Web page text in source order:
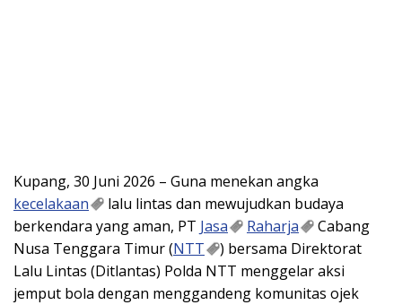
Kupang, 30 Juni 2026 – Guna menekan angka
kecelakaan
lalu lintas dan mewujudkan budaya
berkendara yang aman, PT Jasa Raharja
Cabang
Nusa Tenggara Timur (NTT
) bersama Direktorat
Lalu Lintas (Ditlantas) Polda NTT menggelar aksi
jemput bola dengan menggandeng komunitas ojek